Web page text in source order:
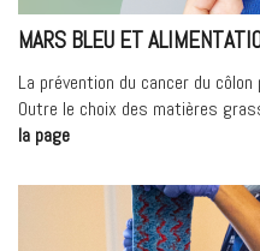
MARS BLEU ET
La prévention du cancer du
Outre le choix des matières
la page« Mars
et
alimentation »